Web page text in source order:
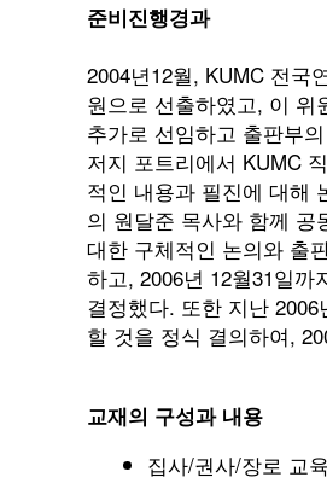
준비진행경과
2004년12월, KUMC 전국
원으로 선출하였고, 이
추가로 선임하고 출판부
저지 포트리에서 KUMC
적인 내용과 필진에 대해
의 원달준 목사와 함께
대한 구체적인 논의와 출
하고, 2006년 12월31일
결정했다. 또한 지난
할 것을 정식 결의하여,
교재의 구성과 내용
집사/권사/장로 교